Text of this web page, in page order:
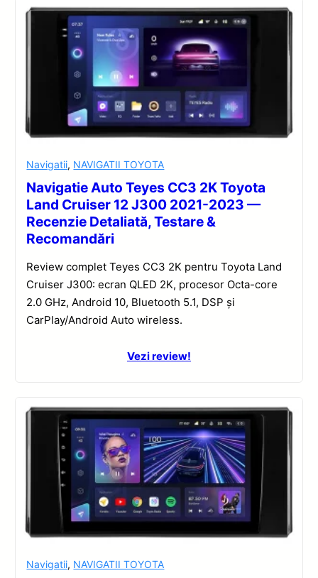
Navigatii, NAVIGATII TOYOTA
Navigatie Auto Teyes CC3 2K Toyota
Land Cruiser 12 J300 2021-2023 —
Recenzie Detaliată, Testare &
Recomandări
Review complet Teyes CC3 2K pentru Toyota Land
Cruiser J300: ecran QLED 2K, procesor Octa-core
2.0 GHz, Android 10, Bluetooth 5.1, DSP și
CarPlay/Android Auto wireless.
Vezi review!
Navigatii, NAVIGATII TOYOTA